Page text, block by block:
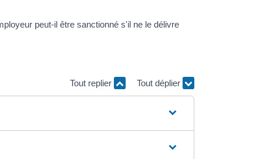
peut-il être sanctionné s'il ne le délivre
Tout replier Tout déplier